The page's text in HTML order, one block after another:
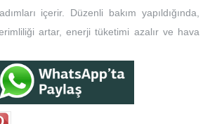
içerir. Düzenli bakım yapıldığında,
artar, enerji tüketimi azalır ve hava